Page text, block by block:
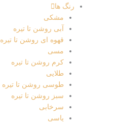
رنگ ها
مشکی
آبی روشن تا تیره
قهوه ای روشن تا تیره
مسی
کرم روشن تا تیره
طلایی
طوسی روشن تا تیره
سبز روشن تا تیره
سرخابی
یاسی